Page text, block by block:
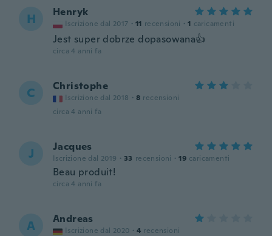
H Henryk
Iscrizione dal 2017 · 11 recensioni · 1 caricamenti
Jest super dobrze dopasowana👍
circa 4 anni fa
C Christophe
Iscrizione dal 2018 · 8 recensioni
circa 4 anni fa
J Jacques
Iscrizione dal 2019 · 33 recensioni · 19 caricamenti
Beau produit!
circa 4 anni fa
A Andreas
Iscrizione dal 2020 · 4 recensioni